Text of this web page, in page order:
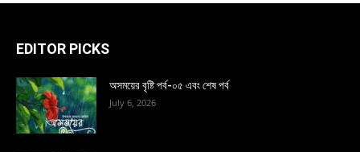
EDITOR PICKS
অসময়ের বৃষ্টি পর্ব-০৫ এবং শেষ পর্ব
July 6, 2026